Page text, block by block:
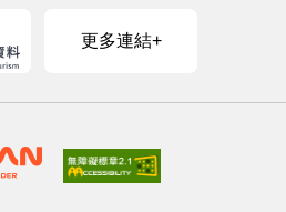
更多連結+